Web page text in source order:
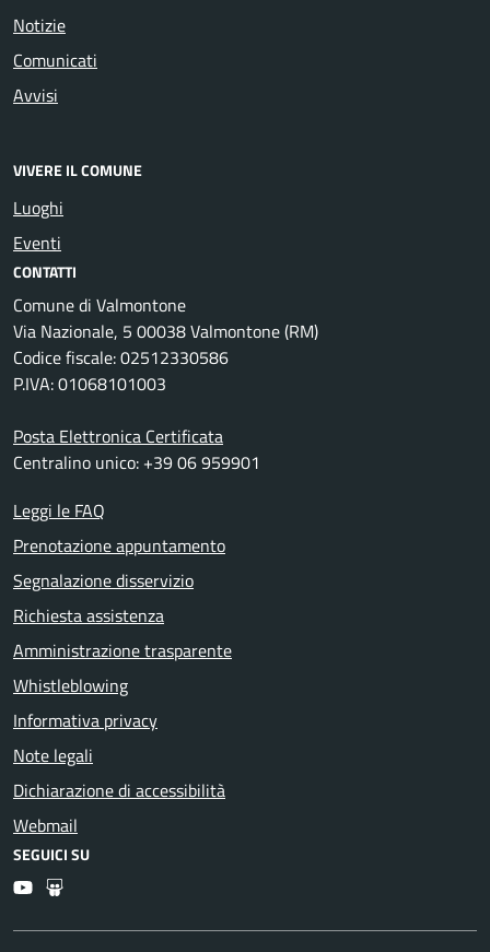
Notizie
Comunicati
Avvisi
VIVERE IL COMUNE
Luoghi
Eventi
CONTATTI
Comune di Valmontone
Via Nazionale, 5 00038 Valmontone (RM)
Codice fiscale: 02512330586
P.IVA: 01068101003
Posta Elettronica Certificata
Centralino unico: +39 06 959901
Leggi le FAQ
Prenotazione appuntamento
Segnalazione disservizio
Richiesta assistenza
Amministrazione trasparente
Whistleblowing
Informativa privacy
Note legali
Dichiarazione di accessibilità
Webmail
SEGUICI SU
YoutubeSlideshare